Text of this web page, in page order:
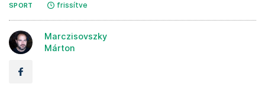
SPORT frissítve
Marczisovszky
Márton